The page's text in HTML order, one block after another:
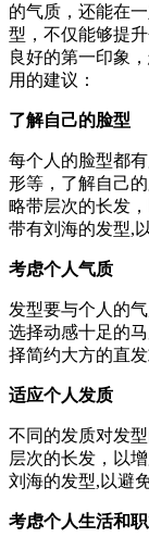
的气质，还能在
型，不仅能够提
良好的第一印象
用的建议：
了解自己的脸型
每个人的脸型都
形等，了解自己
略带层次的长发
带有刘海的发型,
考虑个人气质
发型要与个人的
选择动感十足的
择简约大方的直发
适应个人发质
不同的发质对发
层次的长发，以
刘海的发型,以避
考虑个人生活和